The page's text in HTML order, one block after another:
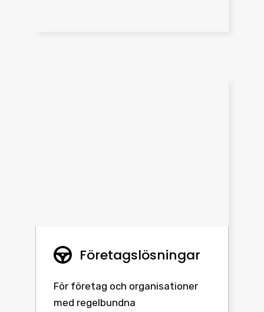
Företagslösningar
För företag och organisationer
med regelbundna